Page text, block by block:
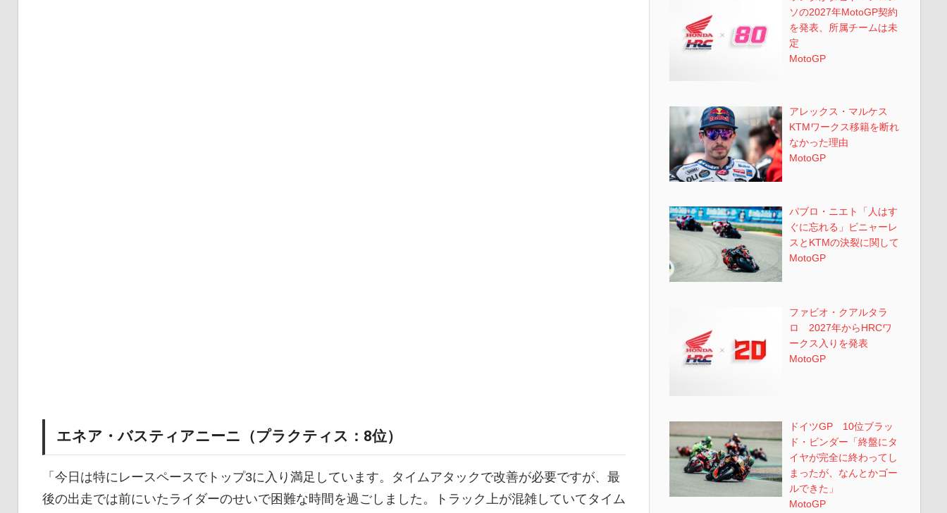
エネア・バスティアニーニ（プラクティス：8位）
「今日は特にレースペースでトップ3に入り満足しています。タイムアタックで改善が必要ですが、最
後の出走では前にいたライダーのせいで困難な時間を過ごしました。トラック上が混雑していてタイム
ソの2027年MotoGP契約
を発表、所属チームは未
定
MotoGP
アレックス・マルケス
KTMワークス移籍を断れ
なかった理由
MotoGP
パブロ・ニエト「人はす
ぐに忘れる」ビニャーレ
スとKTMの決裂に関して
MotoGP
ファビオ・クアルタラ
ロ 2027年からHRCワ
ークス入りを発表
MotoGP
ドイツGP 10位ブラッ
ド・ビンダー「終盤にタ
イヤが完全に終わってし
まったが、なんとかゴー
ルできた」
MotoGP